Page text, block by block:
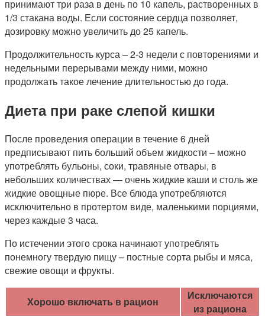
принимают три раза в день по 10 капель, растворенных в
1/3 стакана воды. Если состояние сердца позволяет,
дозировку можно увеличить до 25 капель.
Продолжительность курса – 2-3 недели с повторениями и
недельными перерывами между ними, можно
продолжать такое лечение длительностью до года.
Диета при раке слепой кишки
После проведения операции в течение 6 дней
предписывают пить больший объем жидкости – можно
употреблять бульоны, соки, травяные отвары, в
небольших количествах — очень жидкие каши и столь же
жидкие овощные пюре. Все блюда употребляются
исключительно в протертом виде, маленькими порциями,
через каждые 3 часа.
По истечении этого срока начинают употреблять
понемногу твердую пищу – постные сорта рыбы и мяса,
свежие овощи и фрукты.
Хорошо включать в рацион
Исключаются
из рациона